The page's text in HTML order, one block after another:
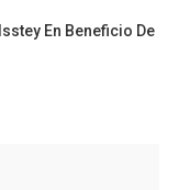
En Beneficio De